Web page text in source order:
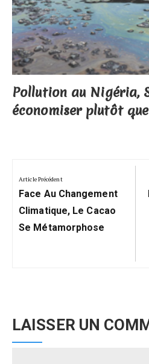
Pollution au Nigéria,
économiser plutôt
de
l’article
Article Précédent
Previous
Post:
Face Au Changement
Climatique, Le Cacao
Se Métamorphose
LAISSER UN